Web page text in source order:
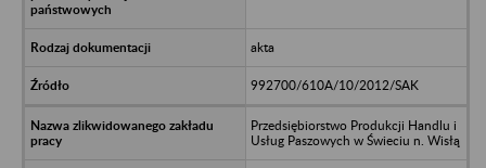
akta
992700/610A/10/2012/SAK
Przedsiębiorstwo Produkcji Handlu i
Usług Paszowych w Świeciu n. Wisłą